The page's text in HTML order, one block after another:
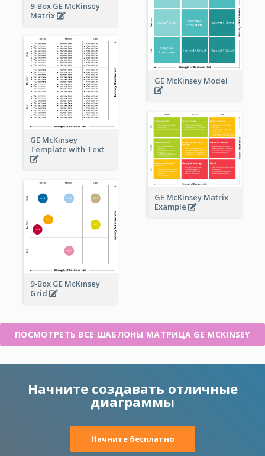
9-Box GE McKinsey
Matrix
GE McKinsey Model
GE McKinsey
Template with Text
GE McKinsey Matrix
Example
9-Box GE McKinsey
Grid
ПОСМОТРЕТЬ ВСЕ ШАБЛОНЫ МАТРИЦА GE MCKINSEY
Начните создавать отличные
диаграммы
Начните бесплатно